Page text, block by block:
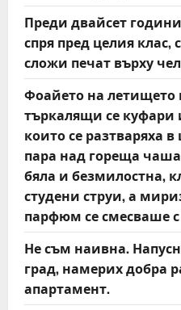
Преди двайсет
спря пред целия
сложи печат върху
Фоайето на летището
търкалящи се куфари
които се разтваряха
пара над гореща
бяла и безмилостна,
студени струи, а
парфюм се смесваше с
Не съм наивна.
град, намерих добра
апартамент.